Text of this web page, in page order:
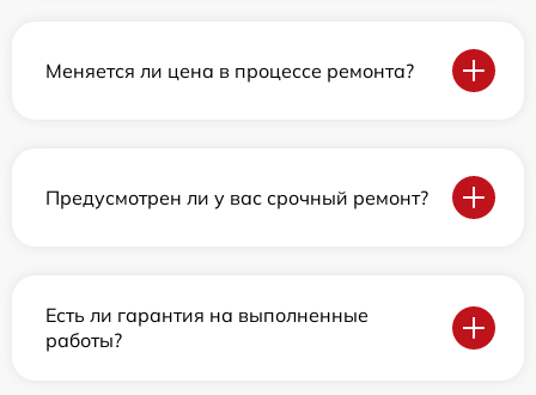
Меняется ли цена в процессе ремонта?
Предусмотрен ли у вас срочный ремонт?
Есть ли гарантия на выполненные
работы?